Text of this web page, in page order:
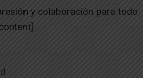
y colaboración para todo